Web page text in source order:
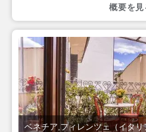
概要を見
ベネチア,フィレンツェ（イタ